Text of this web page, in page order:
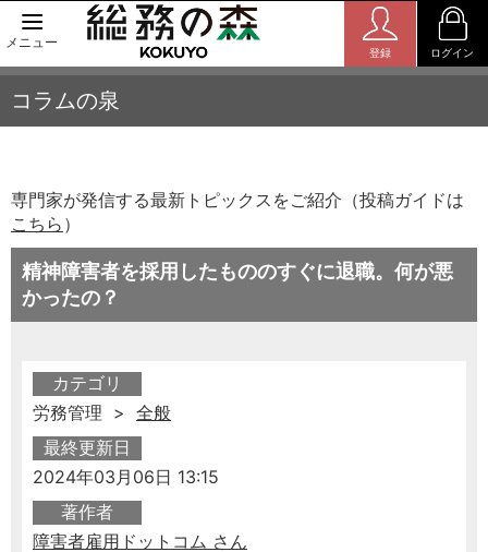
メニュー
登録 ログイン
コラムの泉
専門家が発信する最新トピックスをご紹介（投稿ガイドは
こちら ）
精神障害者を採用したもののすぐに退職。何が悪
かったの？
カテゴリ
労務管理 > 全般
最終更新日
2024年03月06日 13:15
著作者
障害者雇用ドットコム さん